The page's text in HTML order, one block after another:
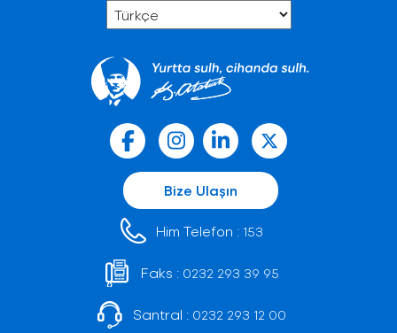
Bize Ulaşın
Him Telefon : 153
Faks : 0232 293 39 95
Santral : 0232 293 12 00